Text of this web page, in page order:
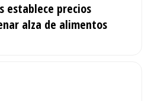
establece precios
alza de alimentos